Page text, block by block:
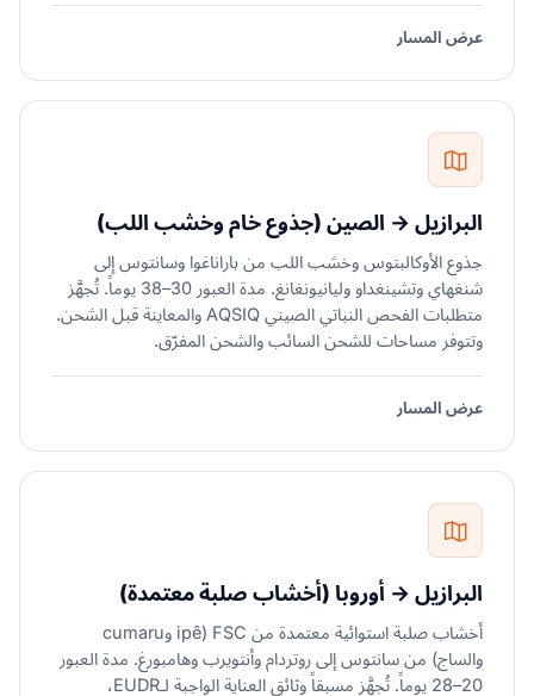
عرض المسار
البرازيل → الصين (جذوع خام وخشب اللب)
جذوع الأوكالبتوس وخشب اللب من باراناغوا وسانتوس إلى
شنغهاي وتشينغداو وليانيونغانغ. مدة العبور 30–38 يوماً. تُجهَّز
متطلبات الفحص النباتي الصيني AQSIQ والمعاينة قبل الشحن.
وتتوفر مساحات للشحن السائب والشحن المفرّق.
عرض المسار
البرازيل → أوروبا (أخشاب صلبة معتمدة)
أخشاب صلبة استوائية معتمدة من FSC (ipê وcumaru
والساج) من سانتوس إلى روتردام وأنتويرب وهامبورغ. مدة العبور
20–28 يوماً. تُجهَّز مسبقاً وثائق العناية الواجبة لـEUDR،